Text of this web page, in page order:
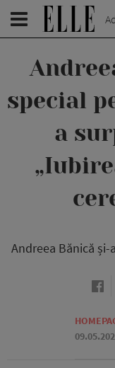
special
a
Andreea Bănică